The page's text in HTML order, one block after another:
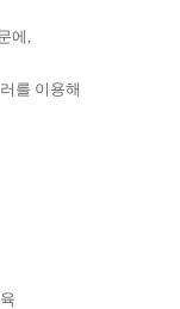
에,
를 이용해